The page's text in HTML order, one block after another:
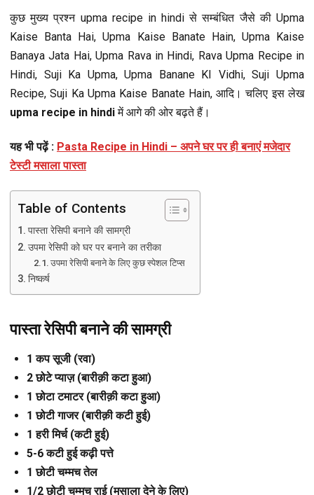
कुछ मुख्य प्रश्न upma recipe in hindi से सम्बंधित जैसे की Upma
Kaise Banta Hai, Upma Kaise Banate Hain, Upma Kaise
Banaya Jata Hai, Upma Rava in Hindi, Rava Upma Recipe in
Hindi, Suji Ka Upma, Upma Banane KI Vidhi, Suji Upma
Recipe, Suji Ka Upma Kaise Banate Hain, आदि। चलिए इस लेख
upma recipe in hindiमें आगे की ओर बढ़ते हैं।
यह भी पढ़ें : Pasta Recipe in Hindi – अपने घर पर ही बनाएं मजेदार
टेस्टी मसाला पास्ता
Table of Contents
पास्ता रेसिपी बनाने की सामग्री
उपमा रेसिपी को घर पर बनाने का तरीका
उपमा रेसिपी बनाने के लिए कुछ स्पेशल टिप्स
निष्कर्ष
पास्ता रेसिपी बनाने की सामग्री
1 कप सूजी (रवा)
2 छोटे प्याज़ (बारीक़ी कटा हुआ)
1 छोटा टमाटर (बारीक़ी कटा हुआ)
1 छोटी गाजर (बारीक़ी कटी हुई)
1 हरी मिर्च (कटी हुई)
5-6 कटी हुई कढ़ी पत्ते
1 छोटी चम्मच तेल
1/2 छोटी चम्मच राई (मसाला देने के लिए)